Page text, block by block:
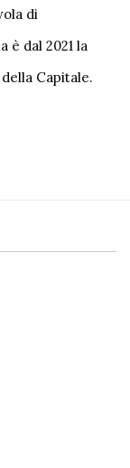
di
è dal 2021 la
Capitale.